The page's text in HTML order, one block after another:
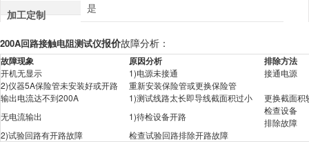
加工定制 是
200A回路接触电阻测试仪报价故障分析：
故障现象 原因分析 排除方法
开机无显示 1)电源未接通
接通电源
2)仪器5A保险管未安装好或开路
重新安装保险管或更换保险管
输出电流达不到200A
1)测试线路太长即导线截面积过小
更换截面积
无电流输出
1)待检设备开路
检查设备
排除故障
2)试验回路有开路故障
检查试验回路排除开路故障